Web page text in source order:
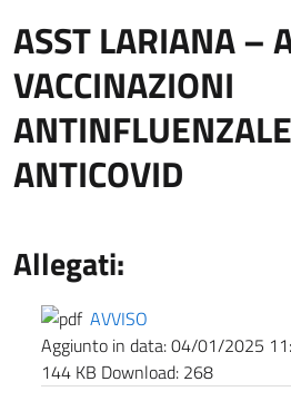
ASST LARIANA –
VACCINAZIONI
ANTICOVID
Allegati:
AVVISO
Aggiunto in data:04/01/2025
144 KB Download: 268